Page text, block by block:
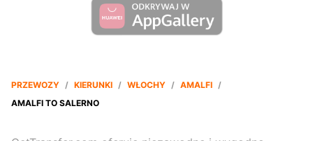
PRZEWOZY / KIERUNKI / WŁOCHY / AMALFI /
AMALFI TO SALERNO